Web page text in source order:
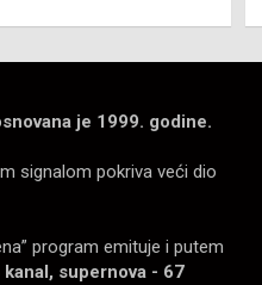
je 1999. godine.
signalom pokriva veći dio
program emituje i putem
supernova - 67